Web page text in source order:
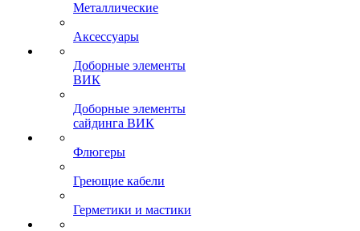
Металлические
Аксессуары
Доборные элементы
ВИК
Доборные элементы
сайдинга ВИК
Флюгеры
Греющие кабели
Герметики и мастики